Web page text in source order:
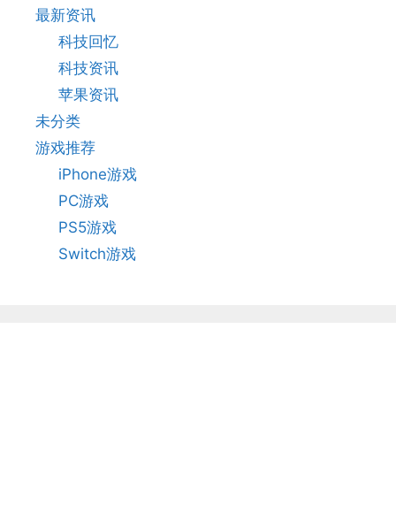
最新资讯
科技回忆
科技资讯
苹果资讯
未分类
游戏推荐
iPhone游戏
PC游戏
PS5游戏
Switch游戏